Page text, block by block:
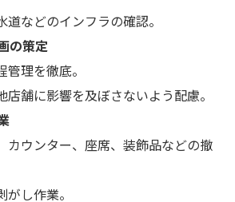
道などのインフラの確認。
の策定
管理を徹底。
店舗に影響を及ぼさないよう配慮。
カウンター、座席、装飾品などの撤
がし作業。